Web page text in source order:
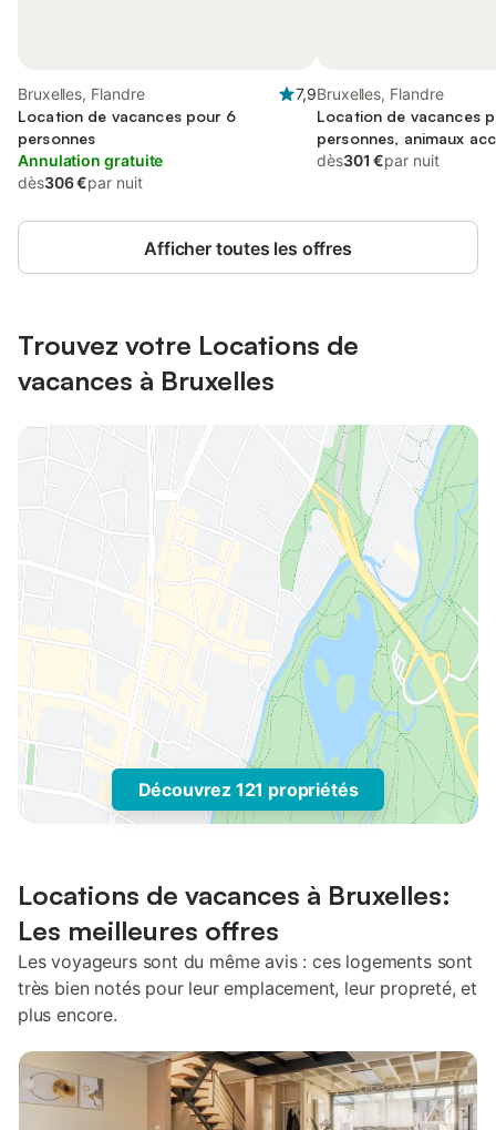
Bruxelles, Flandre
7,9
Location de vacances pour 6
personnes
Annulation gratuite
dès306 €par nuit
Bruxelles, Flandre
Location de vacances
personnes, animaux
dès301 €par nuit
Afficher toutes les offres
Trouvez votre Locations de
vacances à Bruxelles
Découvrez 121 propriétés
Locations de vacances à Bruxelles:
Les meilleures offres
Les voyageurs sont du même avis : ces logements sont
très bien notés pour leur emplacement, leur propreté, et
plus encore.